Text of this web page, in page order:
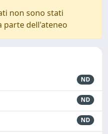
non sono stati
parte dell'ateneo
ND
ND
ND